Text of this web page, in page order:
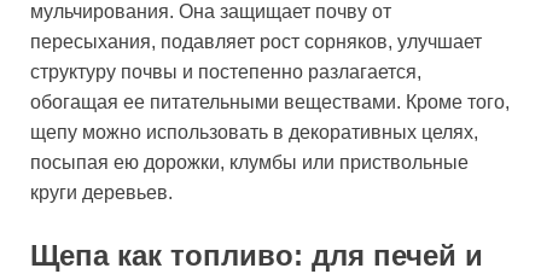
мульчирования. Она защищает почву от
пересыхания, подавляет рост сорняков, улучшает
структуру почвы и постепенно разлагается,
обогащая ее питательными веществами. Кроме того,
щепу можно использовать в декоративных целях,
посыпая ею дорожки, клумбы или приствольные
круги деревьев.
Щепа как топливо: для печей и